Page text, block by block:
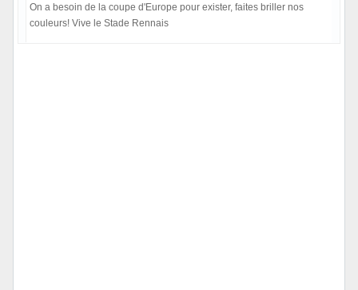
On a besoin de la coupe d'Europe pour exister, faites briller nos
couleurs! Vive le Stade Rennais